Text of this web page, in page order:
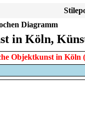
Diagramm
in Köln,
Objektkunst in Köln